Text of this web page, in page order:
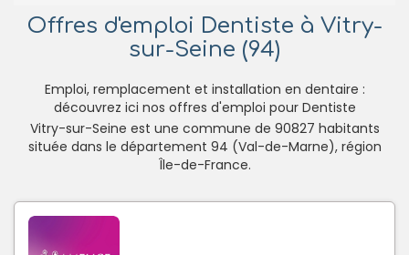
Mot de passe oublié ?
Connexion
Se connecter avec Google
Se connecter avec Facebook
Se connecter avec LinkedIn
Offres d'emploi Dentiste à Vitry-
sur-Seine (94)
Emploi, remplacement et installation en dentaire :
découvrez ici nos offres d'emploi pour Dentiste
Vitry-sur-Seine est une commune de 90827 habitants
située dans le département 94 (Val-de-Marne), région
Île-de-France.